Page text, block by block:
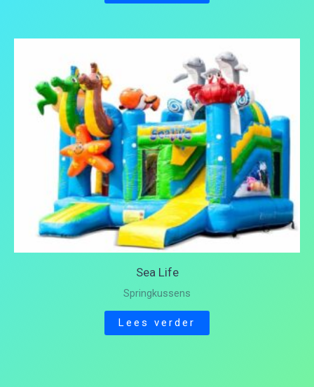
Sea Life
Springkussens
Lees verder